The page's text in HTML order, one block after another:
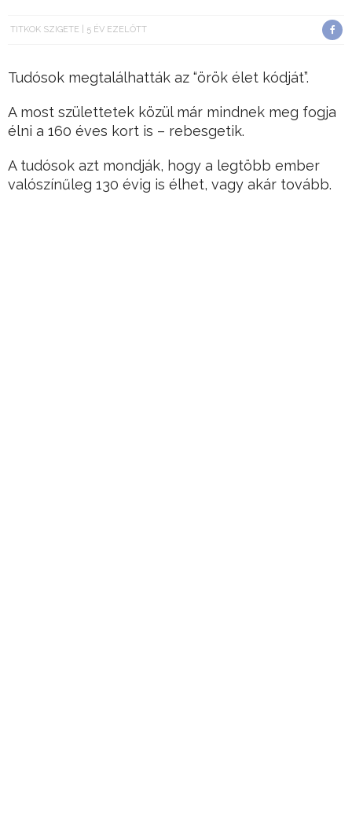
TITKOK SZIGETE 5 ÉV EZELŐTT
Tudósok megtalálhatták az “örök élet kódját”.
A most születtetek közül már mindnek meg fogja
élni a 160 éves kort is – rebesgetik.
A tudósok azt mondják, hogy a legtöbb ember
valószínűleg 130 évig is élhet, vagy akár tovább.